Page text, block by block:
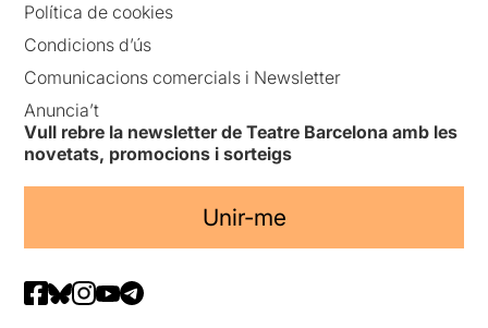
Política de cookies
Condicions d’ús
Comunicacions comercials i Newsletter
Anuncia’t
Vull rebre la newsletter de Teatre Barcelona amb les
novetats, promocions i sorteigs
Unir-me